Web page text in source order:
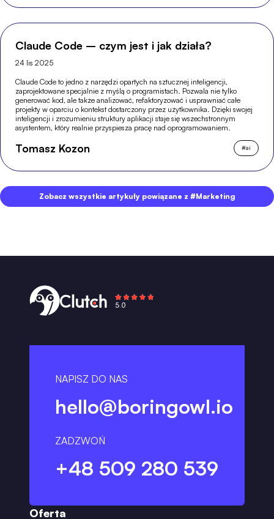
Claude Code – czym jest i jak działa?
24 lis 2025
Claude Code to jedno z narzędzi opartych na sztucznej inteligencji,
zaprojektowane specjalnie z myślą o programistach. Pozwala nie tylko
generować kod, ale także analizować, refaktoryzować i usprawniać całe
projekty w oparciu o kontekst dostarczony przez użytkownika. Dzięki swojej
inteligencji i zrozumieniu struktury aplikacji staje się wszechstronnym
asystentem, który realnie przyspiesza pracę nad oprogramowaniem.
Tomasz Kozon #ai
Zobacz wszystkie artykuły powiązane z #Marketing
NAPISZ DO NAS
hello@boringowl.io
ZADZWOŃ
+48 509 280 539
Oferta